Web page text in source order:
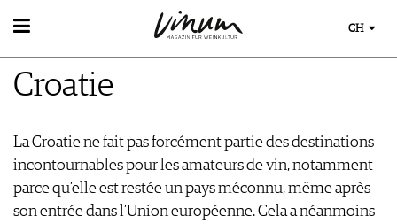
WEIN
WEINSUCHE
WINZER
WEINE DES MONATS
TRINKREIFETABELLE
UNIQUE WINERIES
WEINWISSEN
WEINLEXIKON
WEINGESCHICHTE
WEINLAGERUNG
INFOGRAFIKEN
EVENTS
EVENTKALENDER
AWARDS
EVENT-BILDER
ESSEN & TRINKEN
FOOD PAIRING TIPPS
MAGAZIN
CH
Croatie
La Croatie ne fait pas forcément partie des destinations
incontournables pour les amateurs de vin, notamment
parce qu’elle est restée un pays méconnu, même après
son entrée dans l’Union européenne. Cela a néanmoins